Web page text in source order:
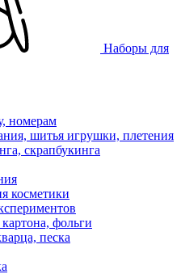
Наборы для
номерам
шитья игрушки, плетения
скрапбукинга
косметики
фольги
песка